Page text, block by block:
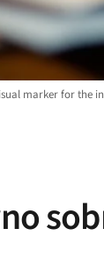
marker for the